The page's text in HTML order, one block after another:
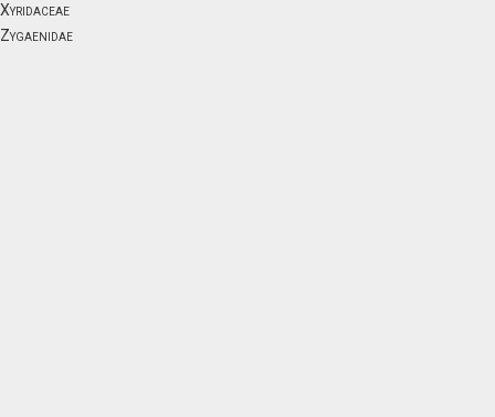
Xyridaceae
Zygaenidae